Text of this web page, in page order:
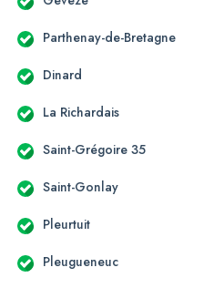
Parthenay-de-Bretagne
Dinard
La Richardais
Saint-Grégoire 35
Saint-Gonlay
Pleurtuit
Pleugueneuc